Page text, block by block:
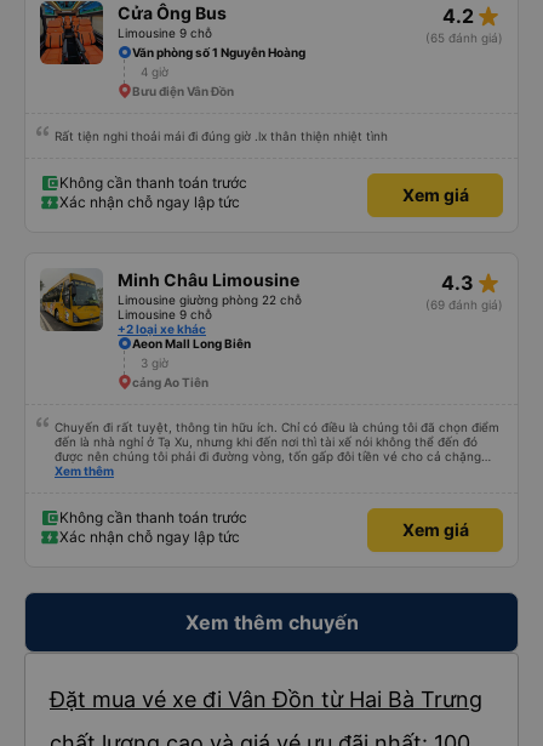
Cửa Ông Bus
Limousine 9 chỗ
4.2 star_rate
(65 đánh giá)
Văn phòng số 1 Nguyễn Hoàng
4 giờ
Bưu điện Vân Đồn
Rất tiện nghi thoải mái đi đúng giờ .lx thân thiện nhiệt tình
Không cần thanh toán trước
Xác nhận chỗ ngay lập tức
Xem giá
Minh Châu Limousine
Limousine giường phòng 22 chỗ
Limousine 9 chỗ
+2 loại xe khác
4.3 star_rate
(69 đánh giá)
Aeon Mall Long Biên
3 giờ
cảng Ao Tiên
Chuyến đi rất tuyệt, thông tin hữu ích. Chỉ có điều là chúng tôi đã chọn điểm
đến là nhà nghỉ ở Tạ Xu, nhưng khi đến nơi thì tài xế nói không thể đến đó
được nên chúng tôi phải đi đường vòng, tốn gấp đôi tiền vé cho cả chặng
cuối của chuyến đi từ Hà Nội. Ngoài ra thì mọi thứ khác đều rất tốt.
Xem thêm
Không cần thanh toán trước
Xác nhận chỗ ngay lập tức
Xem giá
Xem thêm chuyến
Đặt mua vé xe đi Vân Đồn từ Hai Bà Trưng